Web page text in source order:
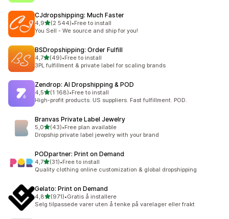
CJdropshipping: Much Faster
4,9av 5 stjerner
(2 544)
Totalt 2544 omtaler
•Free to install
You Sell - We source and ship for you!
BSDropshipping: Order Fulfill
4,7av 5 stjerner
(49)
Totalt 49 omtaler
•Free to install
3PL fulfillment & private label for scaling brands
Zendrop: AI Dropshipping & POD
4,5av 5 stjerner
(1 168)
Totalt 1168 omtaler
•Free to install
High-profit products. US suppliers. Fast fulfillment. POD.
Branvas Private Label Jewelry
5,0av 5 stjerner
(43)
Totalt 43 omtaler
•Free plan available
Dropship private label jewelry with your brand
PODpartner: Print on Demand
4,7av 5 stjerner
(31)
Totalt 31 omtaler
•Free to install
Quality clothing online customization & global dropshipping
Gelato: Print on Demand
4,8av 5 stjerner
(971)
Totalt 971 omtaler
•Gratis å installere
Selg tilpassede varer uten å tenke på varelager eller frakt